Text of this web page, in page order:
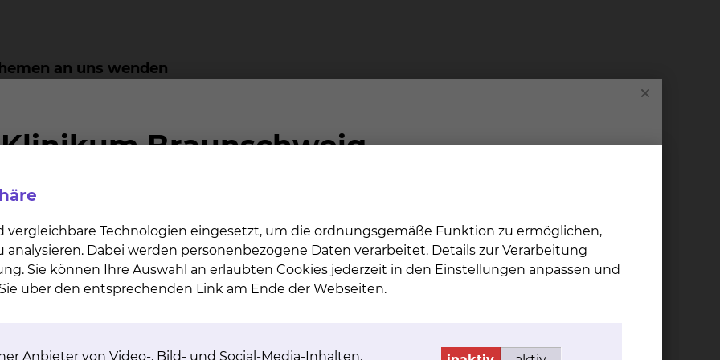
an uns wenden
der elektrischen Verbindung zwischen Vorhöfen und Herzkammern
Überleitung auf die Herzkammern
zusätzlichen Muskelbrücke zwischen Vorhof und Herzkammer
vergleichbare Technologien eingesetzt, um die ordnungsgemäße Funktion zu ermöglichen,
Dabei werden personenbezogene Daten verarbeitet. Details zur Verarbeitung
Sie können Ihre Auswahl an erlaubten Cookies jederzeit in den Einstellungen anpassen und
über den entsprechenden Link am Ende der Webseiten.
Anbieter von Video-, Bild- und Social-Media-Inhalten.